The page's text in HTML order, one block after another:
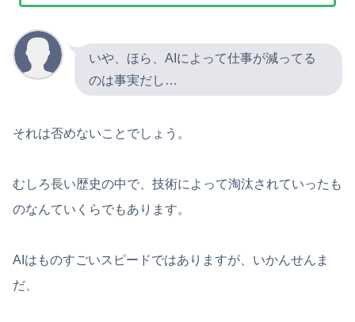
いや、ほら、AIによって仕事が減ってる
のは事実だし…
それは否めないことでしょう。
むしろ長い歴史の中で、技術によって淘汰されていったも
のなんていくらでもあります。
AIはものすごいスピードではありますが、いかんせんま
だ、